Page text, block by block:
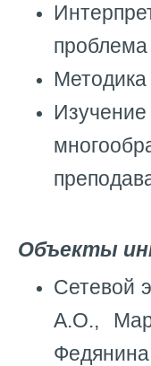
проблема
Методика
Объекты
Сетевой
А.О.,